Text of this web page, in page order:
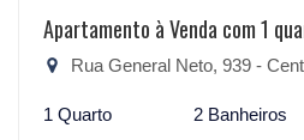
Apartamento à Venda com 1
Rua General Neto, 939 -
1 Quarto 2 Banheiros